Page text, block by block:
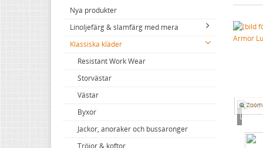
Nya produkter
Linoljefärg & slamfärg med mera
Linoljefärger
Vita kulörer
Grå kulörer
Gula kulörer
Röda kulörer
Gröna kulörer
Blå kulörer
Matta linoljefärger
Falu rödfärg (slamfärger)
Konstnärsfärger
Vitt
Gult/orange
Rött
Lack, lasyrer, fernissor & oljor
Linoljesåpa och målartvätt
Penslar
Klassiska kläder
Resistant Work Wear
Storvästar
Västar
Byxor
Jackor, anoraker och bussaronger
Tröjor & koftor
Armor